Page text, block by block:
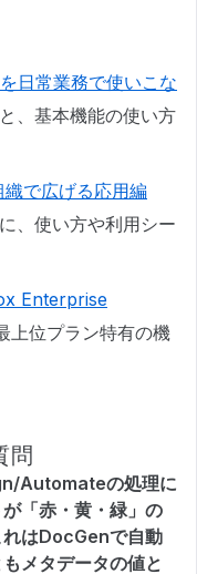
日常業務で使いこな
、基本機能の使い方
で広げる応用編
、使い方や利用シー
Enterprise
上位プラン特有の機
問
Automateの処理に
「赤・黄・緑」の
はDocGenで自動
メタデータの値と